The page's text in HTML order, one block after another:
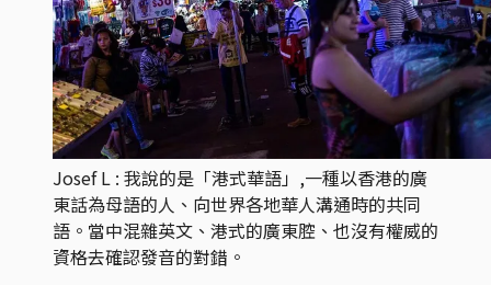
Josef L : 我說的是「港式華語」,一種以香港的廣
東話為母語的人、向世界各地華人溝通時的共同
語。當中混雜英文、港式的廣東腔、也沒有權威的
資格去確認發音的對錯。